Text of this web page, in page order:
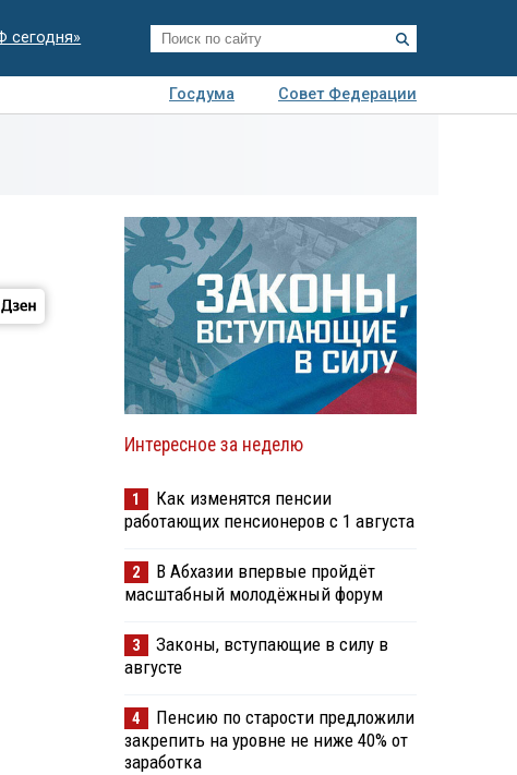
сегодня»
Госдума
Совет Федерации
Интересное за неделю
1
Как изменятся пенсии
работающих пенсионеров с 1 августа
2
В Абхазии впервые пройдёт
масштабный молодёжный форум
3
Законы, вступающие в силу в
августе
4
Пенсию по старости предложили
закрепить на уровне не ниже 40% от
заработка